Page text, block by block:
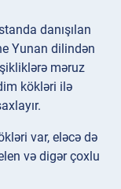
danışılan
Yunan dilindən
məruz
kökləri ilə
var, eləcə də
və digər çoxlu